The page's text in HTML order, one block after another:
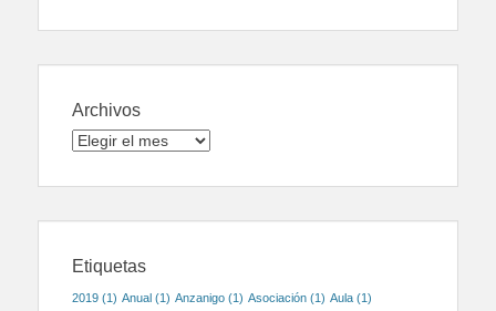
Archivos
Archivos
Etiquetas
2019 (1) Anual (1) Anzanigo (1) Asociación (1) Aula (1)